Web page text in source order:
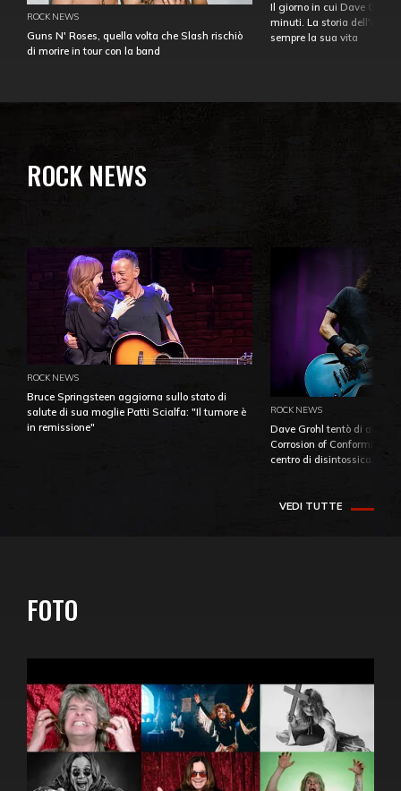
ROCK NEWS
Guns N' Roses, quella volta che Slash rischiò
di morire in tour con la band
Il giorno in cui Dave
minuti. La storia
sempre la sua vita
ROCK NEWS
ROCK NEWS
Bruce Springsteen aggiorna sullo stato di
salute di sua moglie Patti Scialfa: "Il tumore è
in remissione"
ROCK NEWS
Dave Grohl tentò di
Corrosion of Conformity
centro di
VEDI TUTTE
FOTO